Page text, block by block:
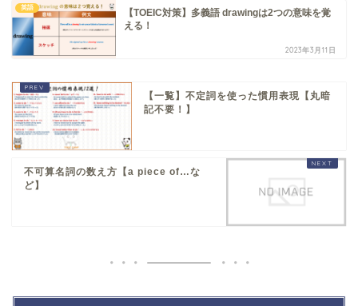
英語
【TOEIC対策】多義語 drawingは2つの意味を覚
える！
2023年3月11日
【一覧】不定詞を使った慣用表現【丸暗
記不要！】
不可算名詞の数え方【a piece of…な
ど】